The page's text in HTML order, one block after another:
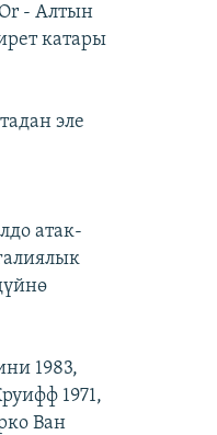
- Алтын
катары
эле
атак-
1983,
1971,
Ван